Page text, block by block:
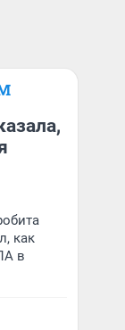
как
в